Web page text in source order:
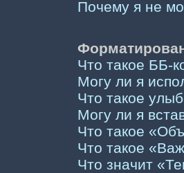
Почему я не
Что такое ББ-
Могу ли я
Что такое
Могу ли я
Что такое
Что такое
Что значит